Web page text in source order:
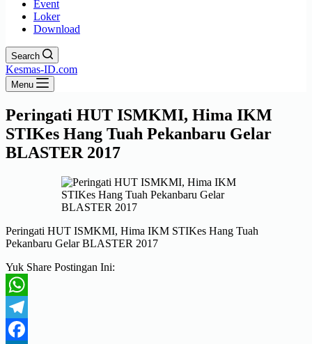
Event
Loker
Download
Search
Kesmas-ID.com
Menu
Peringati HUT ISMKMI, Hima IKM
STIKes Hang Tuah Pekanbaru Gelar
BLASTER 2017
Peringati HUT ISMKMI, Hima IKM STIKes Hang Tuah
Pekanbaru Gelar BLASTER 2017
Yuk Share Postingan Ini:
WhatsApp
Telegram